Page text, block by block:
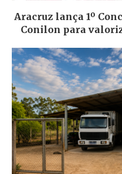
Aracruz lança 1º
Conilon para